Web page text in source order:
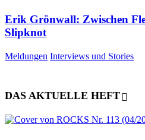
Erik Grönwall: Zwischen
Slipknot
Meldungen Interviews und Stories
DAS AKTUELLE HEFT